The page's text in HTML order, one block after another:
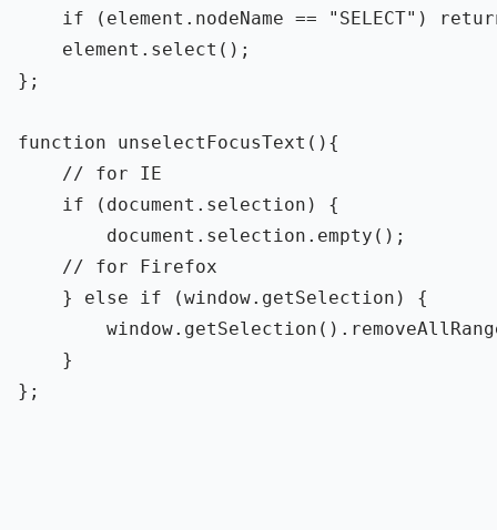
if
( element . nodeName == " SELECT" )
element . select ();
};
function unselectFocusText (){
// for IE
if
( document . selection )
{
document . selection . empty ();
// for Firefox
}
else if (window. getSelection )
{
window. getSelection ().
}
};